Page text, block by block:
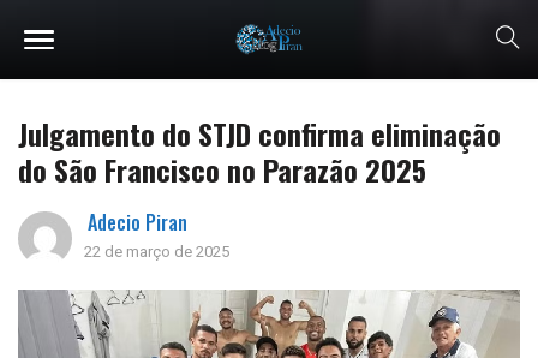
Julgamento do STJD confirma eliminação
do São Francisco no Parazão 2025
Adecio Piran
22 de março de 2025